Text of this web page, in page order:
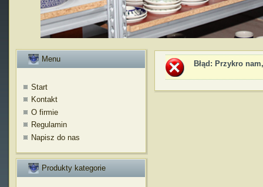
Menu
Start
Kontakt
O firmie
Regulamin
Napisz do nas
Produkty kategorie
Błąd : Przykro